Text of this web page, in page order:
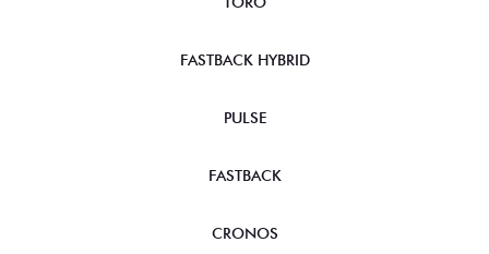
FASTBACK HYBRID
PULSE
FASTBACK
CRONOS